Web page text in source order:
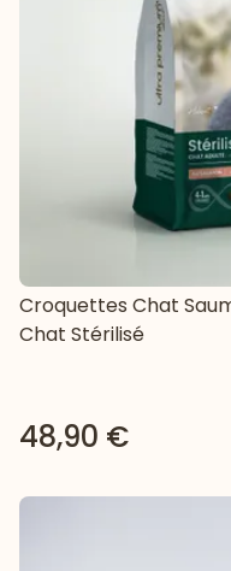
Croquettes Chat
Chat Stérilisé
48,90 €